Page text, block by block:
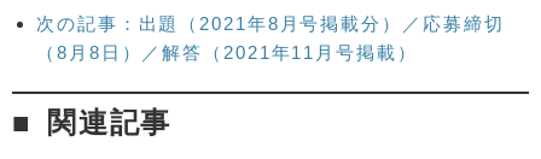
次の記事：出題（2021年8月号掲載分）／応募締切
（8月8日）／解答（2021年11月号掲載）
関連記事